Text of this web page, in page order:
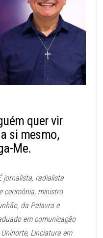
quer vir
si mesmo,
Me.
jornalista, radialista
cerimônia, ministro
da Palavra e
em comunicação
Linciatura em